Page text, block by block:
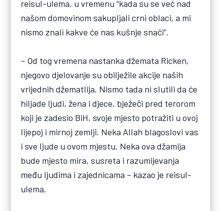
reisul-ulema, u vremenu “kada su se već nad
našom domovinom sakupljali crni oblaci, a mi
nismo znali kakve će nas kušnje snaći”.
– Od tog vremena nastanka džemata Ricken,
njegovo djelovanje su obilježile akcije naših
vrijednih džematlija. Nismo tada ni slutili da će
hiljade ljudi, žena i djece, bježeči pred terorom
koji je zadesio BiH, svoje mjesto potražiti u ovoj
lijepoj i mirnoj zemlji. Neka Allah blagoslovi vas
i sve ljude u ovom mjestu. Neka ova džamija
bude mjesto mira, susreta i razumijevanja
među ljudima i zajednicama – kazao je reisul-
ulema.